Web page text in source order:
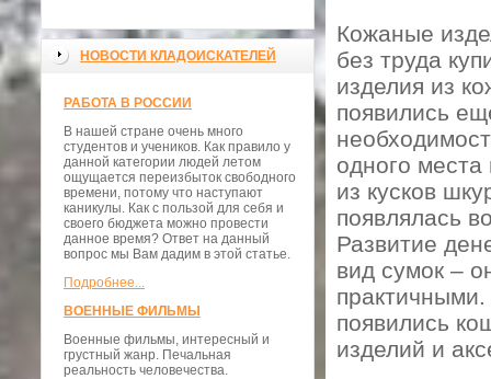
НОВОСТИ КЛАДОИСКАТЕЛЕЙ
РАБОТА В РОССИИ
В нашей стране очень много
студентов и учеников. Как правило у
данной категории людей летом
ощущается переизбыток свободного
времени, потому что наступают
каникулы. Как с пользой для себя и
своего бюджета можно провести
данное время? Ответ на данный
вопрос мы Вам дадим в этой статье.
Подробнее...
ВОЕННЫЕ ФИЛЬМЫ
Военные фильмы, интересный и
грустный жанр. Печальная
реальность человечества.
Кожаные
без труда
изделия из
появились
одного места
из кусков
появлялась
Развитие
вид сумок –
появились
изделий и